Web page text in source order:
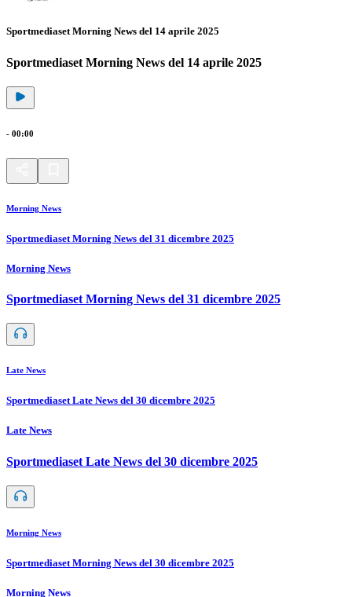
Sportmediaset Morning News del 14 aprile 2025
Sportmediaset Morning News del 14 aprile 2025
- 00:00
Morning News
Sportmediaset Morning News del 31 dicembre 2025
Morning News
Sportmediaset Morning News del 31 dicembre 2025
Late News
Sportmediaset Late News del 30 dicembre 2025
Late News
Sportmediaset Late News del 30 dicembre 2025
Morning News
Sportmediaset Morning News del 30 dicembre 2025
Morning News